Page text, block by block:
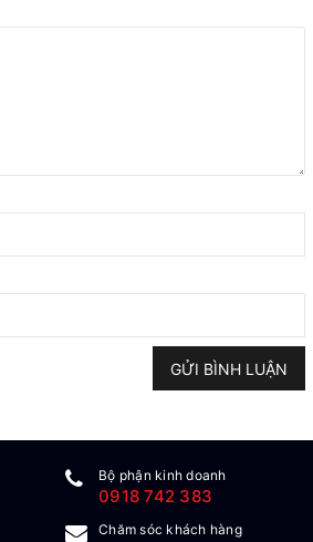
GỬI BÌNH LUẬN
Bộ phận kinh doanh
0918 742 383
Chăm sóc khách hàng